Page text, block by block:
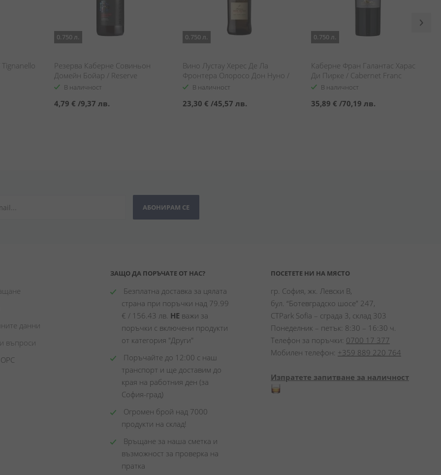
0.750 л.
Резерва Каберне Совиньон
Домейн Бойар / Reserve
Domaine Boyar Cabernet
В наличност
4,79 € /9,37 лв.
0.750 л.
Вино Лустау Херес Де Ла
Фронтера Олоросо Дон Нуно /
Wine Lustau Jerez De La Frontera
В наличност
23,30 € /45,57 лв.
0.750 л.
Каберне Фран Галантас Харас
Ди Пирке / Cabernet Franc
Galantas Harus De Pirque
В наличност
35,89 € /70,19 лв.
АБОНИРАМ СЕ
данни
въпроси
ЗАЩО ДА ПОРЪЧАТЕ ОТ НАС?
Безплатна доставка за цялата
страна при поръчки над 79.99
€ / 156.43 лв. НЕ важи за
поръчки с включени продукти
от категория "Други"
Поръчайте до 12:00 с наш
транспорт и ще доставим до
края на работния ден (за
София-град)
Огромен брой над 7000
продукти на склад!
Връщане за наша сметка и
възможност за проверка на
пратка
ПОСЕТЕТЕ НИ НА МЯСТО
гр. София, жк. Левски В,
бул. “Ботевградско шосе” 247,
CTPark Sofia – сграда 3, склад 303
Понеделник – петък: 8:30 – 16:30 ч.
Телефон за поръчки: 0700 17 377
Мобилен телефон: +359 889 220 764
Изпратете запитване за наличност